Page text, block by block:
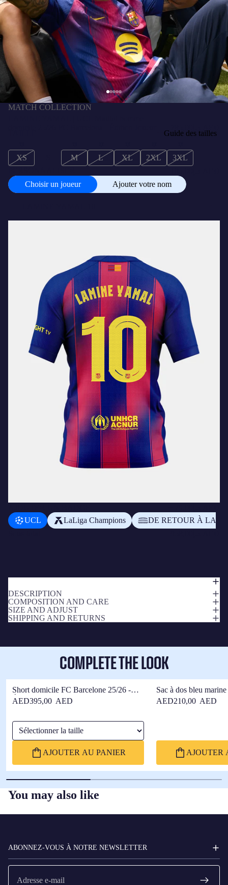
MATCH COLLECTION
Guide des tailles
XS M L XL 2XL
3XL
Choisir un joueur
Ajouter votre nom
UCL
LaLiga Champions
DE RETOUR À LA
DESCRIPTION
COMPOSITION AND CARE
SIZE AND ADJUST
SHIPPING AND RETURNS
COMPLETE THE LOOK
Short domicile FC Barcelone 25/26 -
Édition Joueur
AED395,00 AED
Sélectionner la taille
AJOUTER AU PANIER
Sac à dos bleu
AED210,00 AED
AJOUTER
You may also like
ABONNEZ-VOUS À NOTRE NEWSLETTER
E-
mail